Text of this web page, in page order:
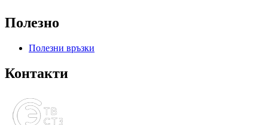
Полезно
Полезни връзки
Контакти